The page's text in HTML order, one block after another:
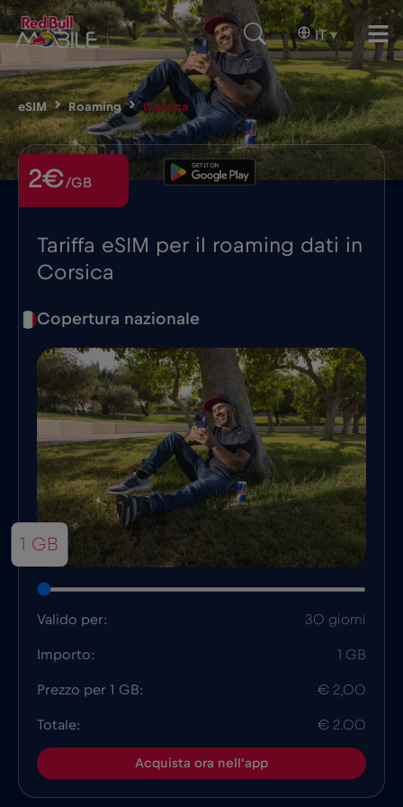
IT ▾
eSIM Roaming Corsica
Tariffa eSIM per il roaming dati in
Corsica
2€/GB
Copertura nazionale
1 GB
Valido per: 30 giorni
Importo: 1 GB
Prezzo per 1 GB: € 2,00
Totale: € 2.00
Acquista ora nell'app